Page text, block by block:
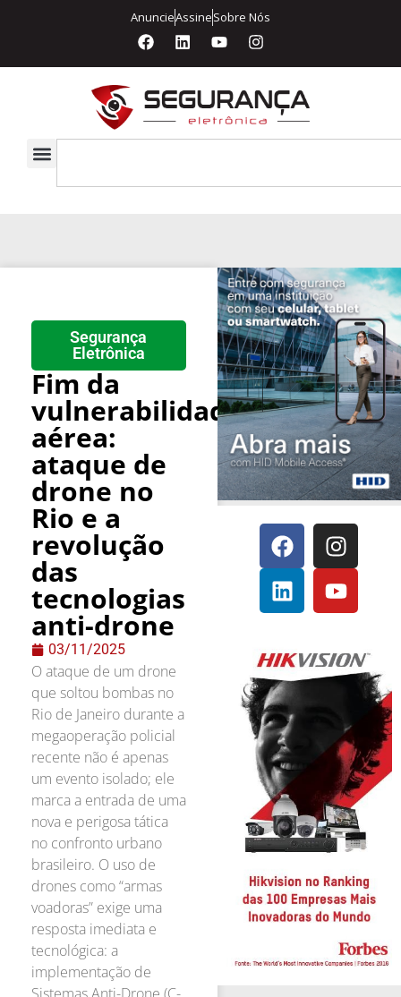
AnuncieAssineSobre Nós
Segurança
Eletrônica
Fim da
vulnerabilidade
aérea:
ataque de
drone no
Rio e a
revolução
das
tecnologias
anti-drone
03/11/2025
O ataque de um drone
que soltou bombas no
Rio de Janeiro durante a
megaoperação policial
recente não é apenas
um evento isolado; ele
marca a entrada de uma
nova e perigosa tática
no confronto urbano
brasileiro. O uso de
drones como “armas
voadoras” exige uma
resposta imediata e
tecnológica: a
implementação de